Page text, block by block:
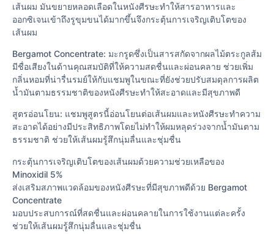
เส้นผม มันขยายหลอดเลือดในหนังศีรษะทำให้สารอาหารและ
ออกซิเจนเข้าถึงรูขุมขนได้มากขึ้นจึงกระตุ้นการเจริญเติบโตของ
เส้นผม
Bergamot Concentrate: มะกรูดซึ่งเป็นสารสกัดจากผลไม้ตระกูลส้ม
มีชื่อเสียงในด้านคุณสมบัติที่ให้ความสดชื่นและผ่อนคลาย ช่วยเพิ่ม
กลิ่นหอมที่น่ารื่นรมย์ให้กับแชมพูในขณะที่ยังช่วยปรับสมดุลการผลิต
น้ำมันตามธรรมชาติของหนังศีรษะทำให้สะอาดและมีสุขภาพดี
สูตรอ่อนโยน: แชมพูสูตรนี้อ่อนโยนต่อเส้นผมและหนังศีรษะทำความ
สะอาดได้อย่างมีประสิทธิภาพโดยไม่ทำให้ผมหลุดร่วงจากน้ำมันตาม
ธรรมชาติ ช่วยให้เส้นผมรู้สึกนุ่มลื่นและชุ่มชื่น
กระตุ้นการเจริญเติบโตของเส้นผมด้วยความช่วยเหลือของ
Minoxidil 5%
ส่งเสริมสภาพแวดล้อมของหนังศีรษะที่มีสุขภาพดีด้วย Bergamot
Concentrate
มอบประสบการณ์ที่สดชื่นและผ่อนคลายในการใช้งานแต่ละครั้ง
ช่วยให้เส้นผมรู้สึกนุ่มลื่นและชุ่มชื่น